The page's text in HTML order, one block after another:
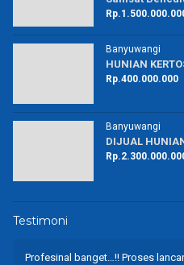
Banyuwangi
HUNIAN
Rp.400.000.000
Banyuwangi
DIJUAL
Testimoni
Profesinal banget…!! Proses